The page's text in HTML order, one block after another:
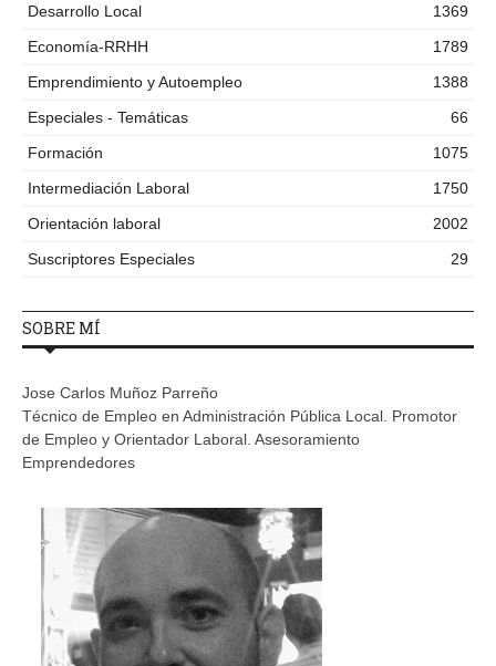
Desarrollo Local
1369
Economía-RRHH
1789
Emprendimiento y Autoempleo
1388
Especiales - Temáticas
66
Formación
1075
Intermediación Laboral
1750
Orientación laboral
2002
Suscriptores Especiales
29
SOBRE MÍ
Jose Carlos Muñoz Parreño
Técnico de Empleo en Administración Pública Local. Promotor
de Empleo y Orientador Laboral. Asesoramiento
Emprendedores